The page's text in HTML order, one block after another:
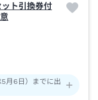
ト引換券付
月6日）までに出